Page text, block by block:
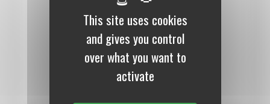
12 mois :99,00 €
Numérique
S’abonner au journal
This site uses cookies
and gives you control
over what you want to
activate